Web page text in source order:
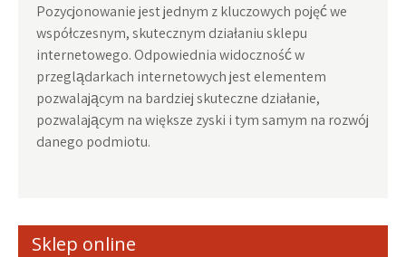
Pozycjonowanie jest jednym z kluczowych pojęć we
współczesnym, skutecznym działaniu sklepu
internetowego. Odpowiednia widoczność w
przeglądarkach internetowych jest elementem
pozwalającym na bardziej skuteczne działanie,
pozwalającym na większe zyski i tym samym na rozwój
danego podmiotu.
Sklep online